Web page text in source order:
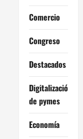
Comercio
Congreso
Destacados
Digitalización
de pymes
Economía